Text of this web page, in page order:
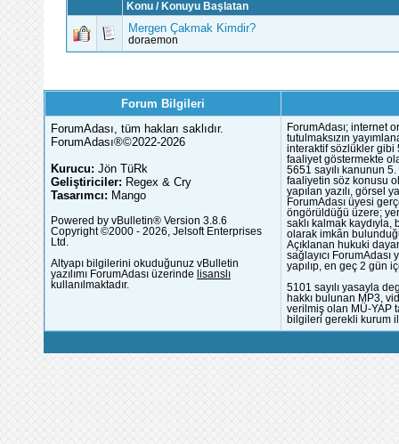
Konu / Konuyu Başlatan
Mergen Çakmak Kimdir?
doraemon
Forum Bilgileri
ForumAdası, tüm hakları saklıdır.
ForumAdası®©2022-2026
Kurucu: Jön TüRk
Geliştiriciler: Regex & Cry
Tasarımcı: Mango
Powered by vBulletin® Version 3.8.6
Copyright ©2000 - 2026, Jelsoft Enterprises
Ltd.
Altyapı bilgilerini okuduğunuz vBulletin
yazılımı ForumAdası üzerinde lisanslı
kullanılmaktadır.
ForumAdası; internet
tutulmaksızın
interaktif sözlükler gibi
faaliyet göstermekte
5651 sayılı kanunun
faaliyetin söz konusu
yapılan yazılı, görsel
ForumAdası üyesi
öngörüldüğü üzere;
saklı kalmak
olarak imkân
Açıklanan hukuki
sağlayıcı
yapılıp, en geç 2 gün
5101 sayılı yasayla
hakkı bulunan MP3,
verilmiş olan MÜ-YAP
bilgileri gerekli kurum